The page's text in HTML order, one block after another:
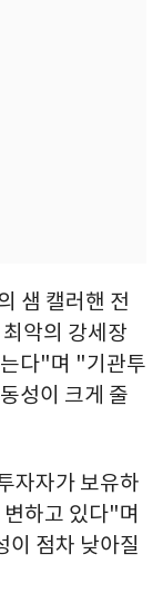
샘 캘러핸 전
악의 강세장
다"며 "기관투
성이 크게 줄
자자가 보유하
하고 있다"며
이 점차 낮아질